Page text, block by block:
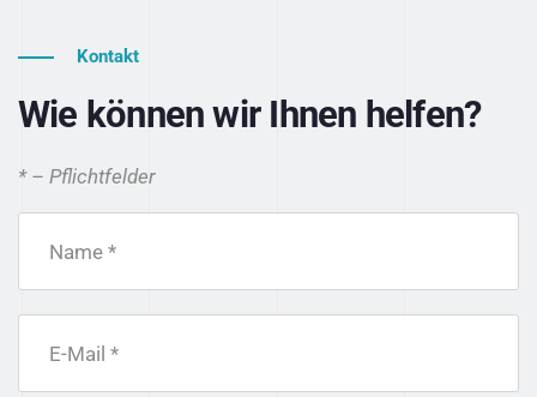
Kontakt
Wie können wir Ihnen helfen?
* – Pflichtfelder
Name *
E-Mail *